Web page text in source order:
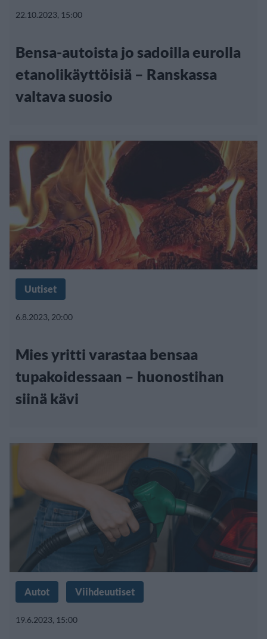
22.10.2023, 15:00
Bensa-autoista jo sadoilla eurolla
etanolikäyttöisiä – Ranskassa
valtava suosio
Uutiset
6.8.2023, 20:00
Mies yritti varastaa bensaa
tupakoidessaan – huonostihan
siinä kävi
Autot Viihdeuutiset
19.6.2023, 15:00